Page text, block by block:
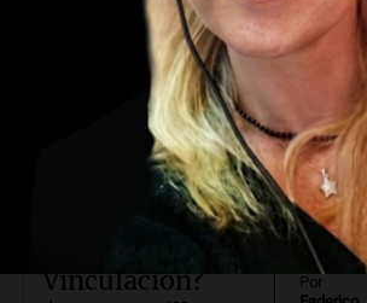
millonaria.
¿Cuánto cuesta
Vinculación?
Por
Por